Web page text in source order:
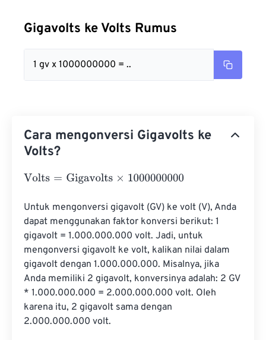
Gigavolts ke Volts Rumus
1 gv x 1000000000 = ..
Cara mengonversi Gigavolts ke
Volts?
Volts= Gigavolts×1000000000
Untuk mengonversi gigavolt (GV) ke volt (V), Anda
dapat menggunakan faktor konversi berikut: 1
gigavolt = 1.000.000.000 volt. Jadi, untuk
mengonversi gigavolt ke volt, kalikan nilai dalam
gigavolt dengan 1.000.000.000. Misalnya, jika
Anda memiliki 2 gigavolt, konversinya adalah: 2 GV
* 1.000.000.000 = 2.000.000.000 volt. Oleh
karena itu, 2 gigavolt sama dengan
2.000.000.000 volt.